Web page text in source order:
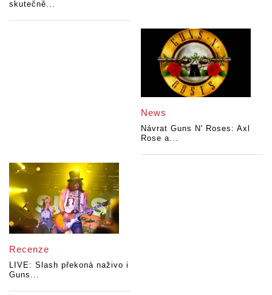
skutečně...
News
Návrat Guns N' Roses: Axl
Rose a...
Recenze
LIVE: Slash překoná naživo i
Guns...